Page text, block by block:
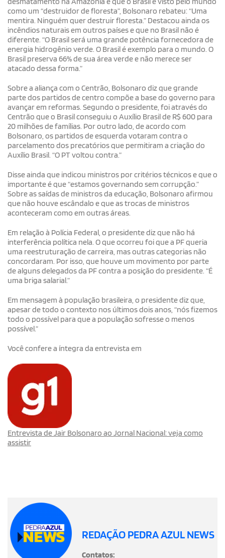
como um “destruidor de floresta”, Bolsonaro rebateu: “Uma
mentira. Ninguém quer destruir floresta.” Destacou ainda os
incêndios naturais em outros países e que no Brasil não é
diferente. “O Brasil será uma grande potência fornecedora de
energia hidrogênio verde. O Brasil é exemplo para o mundo. O
Brasil preserva 66% de sua área verde e não merece ser
atacado dessa forma.”
Sobre a aliança com o Centrão, Bolsonaro diz que grande
parte dos partidos de centro compõe a base do governo para
avançar em reformas. Segundo o presidente, foi através do
Centrão que o Brasil conseguiu o Auxílio Brasil de R$ 600 para
20 milhões de famílias. Por outro lado, de acordo com
Bolsonaro, os partidos de esquerda votaram contra o
parcelamento dos precatórios que permitiram a criação do
Auxílio Brasil. “O PT voltou contra.”
Disse ainda que indicou ministros por critérios técnicos e que o
importante é que “estamos governando sem corrupção.”
Sobre as saídas de ministros da educação, Bolsonaro afirmou
que não houve escândalo e que as trocas de ministros
aconteceram como em outras áreas.
Em relação à Polícia Federal, o presidente diz que não há
interferência política nela. O que ocorreu foi que a PF queria
uma reestruturação de carreira, mas outras categorias não
concordaram. Por isso, que houve um movimento por parte
de alguns delegados da PF contra a posição do presidente. “É
uma briga salarial.”
Em mensagem à população brasileira, o presidente diz que,
apesar de todo o contexto nos últimos dois anos, “nós fizemos
todo o possível para que a população sofresse o menos
possível.”
Você confere a íntegra da entrevista em
Entrevista de Jair Bolsonaro ao Jornal Nacional: veja como
assistir
REDAÇÃO PEDRA AZUL NEWS
Contatos: